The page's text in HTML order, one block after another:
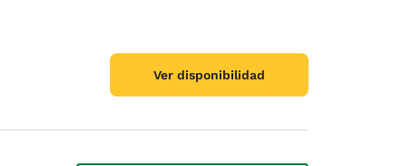
Ver disponibilidad